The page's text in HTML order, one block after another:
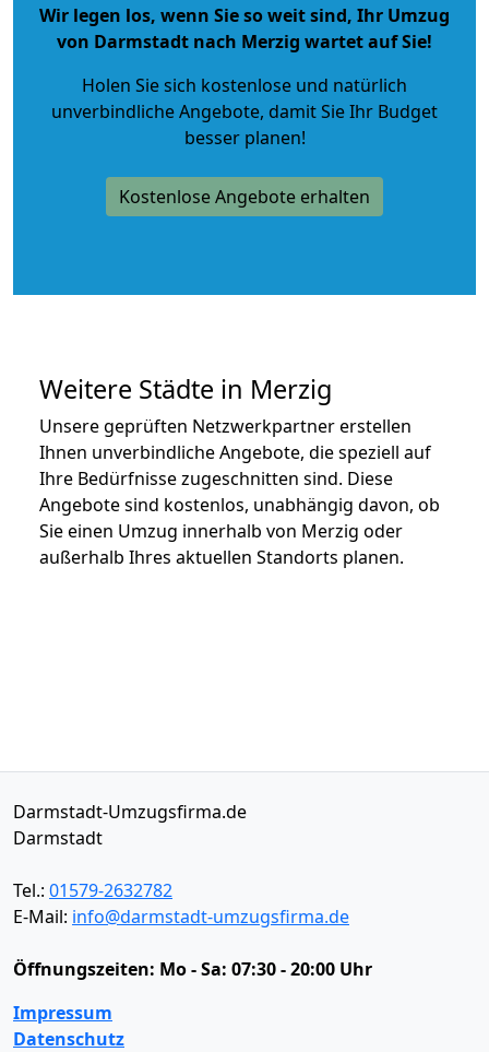
Wir legen los, wenn Sie so weit sind, Ihr Umzug
von Darmstadt nach Merzig wartet auf Sie!
Holen Sie sich kostenlose und natürlich
unverbindliche Angebote, damit Sie Ihr Budget
besser planen!
Kostenlose Angebote erhalten
Weitere Städte in Merzig
Unsere geprüften Netzwerkpartner erstellen
Ihnen unverbindliche Angebote, die speziell auf
Ihre Bedürfnisse zugeschnitten sind. Diese
Angebote sind kostenlos, unabhängig davon, ob
Sie einen Umzug innerhalb von Merzig oder
außerhalb Ihres aktuellen Standorts planen.
Darmstadt-Umzugsfirma.de
Darmstadt
Tel.: 01579-2632782
E-Mail: info@darmstadt-umzugsfirma.de
Öffnungszeiten: Mo - Sa: 07:30 - 20:00 Uhr
Impressum
Datenschutz